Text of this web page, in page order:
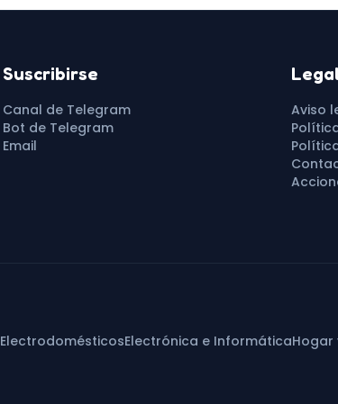
Suscribirse
Canal de Telegram
Bot de Telegram
Email
Aviso
ElectrodomésticosElectrónica e InformáticaHogar